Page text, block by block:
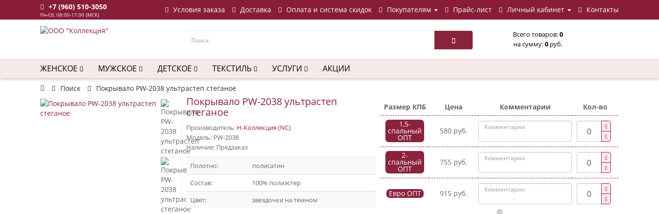
+7 (960) 510-3050
Пн-Сб, 08:00-17:00 (МСК)
Условия заказа Доставка Оплата и система скидок Покупателям Прайс-лист Личный кабинет Контакты
Всего товаров:0
на сумму:0руб.
ЖЕНСКОЕ МУЖСКОЕ ДЕТСКОЕ ТЕКСТИЛЬ УСЛУГИ АКЦИИ
Поиск Покрывало PW-2038 ультрастеп стеганое
Покрывало PW-2038 ультрастеп
стеганое
Производитель: Н-Коллекция (NC)
Модель: PW-2038
Наличие: Предзаказ
Полотно:
полисатин
Состав:
100% полиэстер
Цвет:
звездочки на темном
Размер КПБ Цена Комментарии
Кол-во
1,5-
спальный
ОПТ
580 руб.
2-
спальный
ОПТ
755 руб.
Евро ОПТ 915 руб.